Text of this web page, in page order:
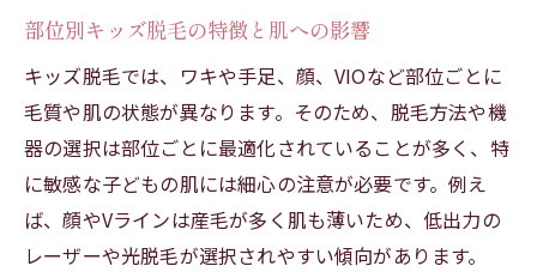
部位別キッズ脱毛の特徴と肌への影響
キッズ脱毛では、ワキや手足、顔、VIOなど部位ごとに
毛質や肌の状態が異なります。そのため、脱毛方法や機
器の選択は部位ごとに最適化されていることが多く、特
に敏感な子どもの肌には細心の注意が必要です。例え
ば、顔やVラインは産毛が多く肌も薄いため、低出力の
レーザーや光脱毛が選択されやすい傾向があります。